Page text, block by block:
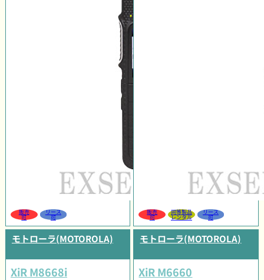
販売
可
リース
可
販売
可
同等製品
レンタル
リース
可
モトローラ(MOTOROLA)
XiR M8668i
モトローラ(MOTOROLA)
XiR M6660